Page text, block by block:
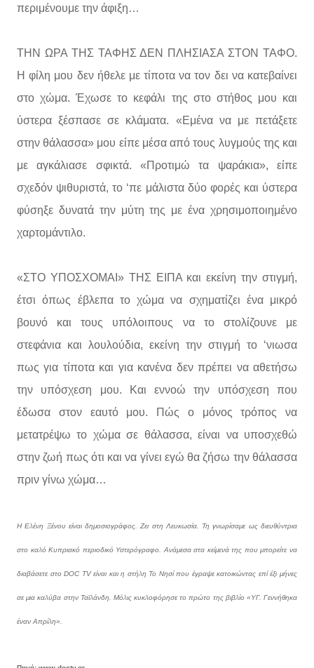
περιμένουμε την άφιξη…
ΤΗΝ ΩΡΑ ΤΗΣ ΤΑΦΗΣ ΔΕΝ ΠΛΗΣΙΑΣΑ ΣΤΟΝ ΤΑΦΟ.
Η φίλη μου δεν ήθελε με τίποτα να τον δει να κατεβαίνει
στο χώμα. Έχωσε το κεφάλι της στο στήθος μου και
ύστερα ξέσπασε σε κλάματα. «Εμένα να με πετάξετε
στην θάλασσα» μου είπε μέσα από τους λυγμούς της και
με αγκάλιασε σφικτά. «Προτιμώ τα ψαράκια», είπε
σχεδόν ψιθυριστά, το ‘πε μάλιστα δύο φορές και ύστερα
φύσηξε δυνατά την μύτη της με ένα χρησιμοποιημένο
χαρτομάντιλο.
«ΣΤΟ ΥΠΟΣΧΟΜΑΙ» ΤΗΣ ΕΙΠΑ και εκείνη την στιγμή,
έτσι όπως έβλεπα το χώμα να σχηματίζει ένα μικρό
βουνό και τους υπόλοιπους να το στολίζουνε με
στεφάνια και λουλούδια, εκείνη την στιγμή το ‘νιωσα
πως για τίποτα και για κανένα δεν πρέπει να αθετήσω
την υπόσχεση μου. Και εννοώ την υπόσχεση που
έδωσα στον εαυτό μου. Πώς ο μόνος τρόπος να
μετατρέψω το χώμα σε θάλασσα, είναι να υποσχεθώ
στην ζωή πως ότι και να γίνει εγώ θα ζήσω την θάλασσα
πριν γίνω χώμα…
Η Ελένη Ξένου είναι δημοσιογράφος. Ζει στη Λευκωσία. Τη γνωρίσαμε ως διευθύντρια
στο καλό Κυπριακό περιοδικό Υστερόγραφο. Ανάμεσα στα κείμενά της που μπορείτε να
διαβάσετε στο DOC TV είναι και η στήλη Το Νησί που έγραψε κατοικώντας επί έξι μήνες
σε μια καλύβα στην Ταϊλάνδη. Μόλις κυκλοφόρησε το πρώτο της βιβλίο «ΥΓ. Γεννήθηκα
έναν Απρίλη».